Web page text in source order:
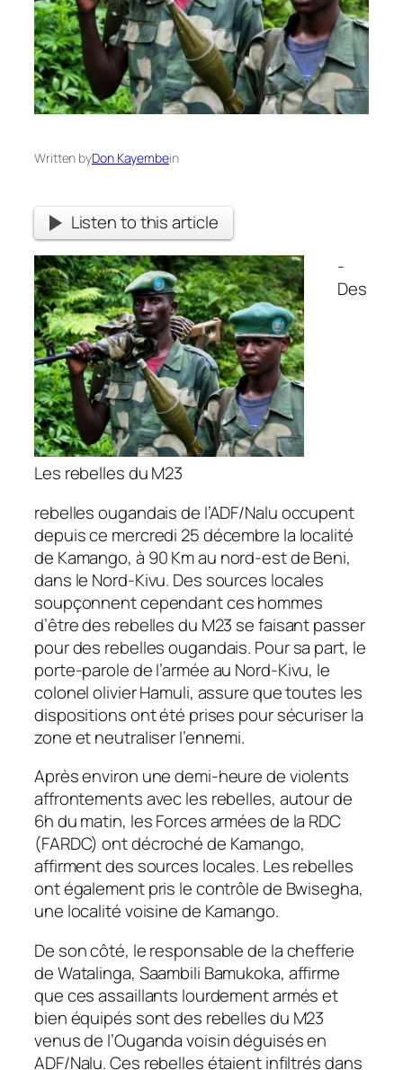
Written byDon Kayembein
Listen to this article
Les rebelles du M23
-
Des
rebelles ougandais de l’ADF/Nalu occupent
depuis ce mercredi 25 décembre la localité
de Kamango, à 90 Km au nord-est de Beni,
dans le Nord-Kivu. Des sources locales
soupçonnent cependant ces hommes
d’être des rebelles du M23 se faisant passer
pour des rebelles ougandais. Pour sa part, le
porte-parole de l’armée au Nord-Kivu, le
colonel olivier Hamuli, assure que toutes les
dispositions ont été prises pour sécuriser la
zone et neutraliser l’ennemi.
Après environ une demi-heure de violents
affrontements avec les rebelles, autour de
6h du matin, les Forces armées de la RDC
(FARDC) ont décroché de Kamango,
affirment des sources locales. Les rebelles
ont également pris le contrôle de Bwisegha,
une localité voisine de Kamango.
De son côté, le responsable de la chefferie
de Watalinga, Saambili Bamukoka, affirme
que ces assaillants lourdement armés et
bien équipés sont des rebelles du M23
venus de l’Ouganda voisin déguisés en
ADF/Nalu. Ces rebelles étaient infiltrés dans